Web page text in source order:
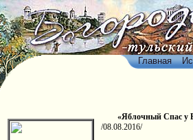
Главная
«Яблочный Спас у
/08.08.2016/